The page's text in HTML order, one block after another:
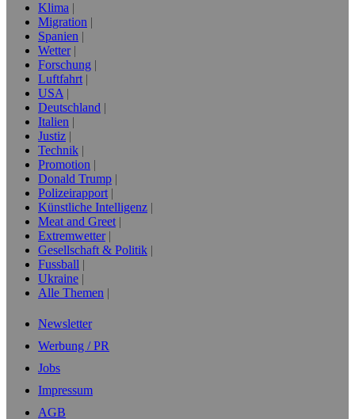
Klima
Migration
Spanien
Wetter
Forschung
Luftfahrt
USA
Deutschland
Italien
Justiz
Technik
Promotion
Donald Trump
Polizeirapport
Künstliche Intelligenz
Meat and Greet
Extremwetter
Gesellschaft & Politik
Fussball
Ukraine
Alle Themen
Newsletter
Werbung / PR
Jobs
Impressum
AGB